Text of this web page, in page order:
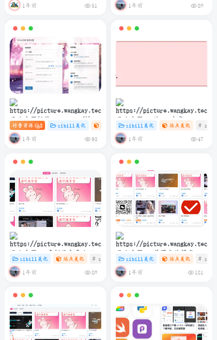
1年前 51 1年前 80
子比主题插件 – TikTok/抖音
登录插件
付费资源 3 zibill美化 站点美化 # 插件 # 站点美化 # 抖音
1年前 93
子比主题 – 纯PHP生成
sitemap.xml教程
zibill美化 站点美化 #
1年前 47
子比主题 – 多栏目文章小工具
样式美化
zibill美化 站点美化 # zibll # C # 美化
1年前 80
子比主题 – 首页卡片模式一排
6个
zibill美化 站点美化 #
1年前 181